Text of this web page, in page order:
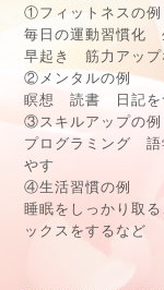
①フィットネスの例
毎日の運動習慣化
早起き 筋力アップ
②メンタルの例
瞑想 読書 日記を
③スキルアップの例
プログラミング 語
やす
④生活習慣の例
睡眠をしっかり取
ックスをするなど